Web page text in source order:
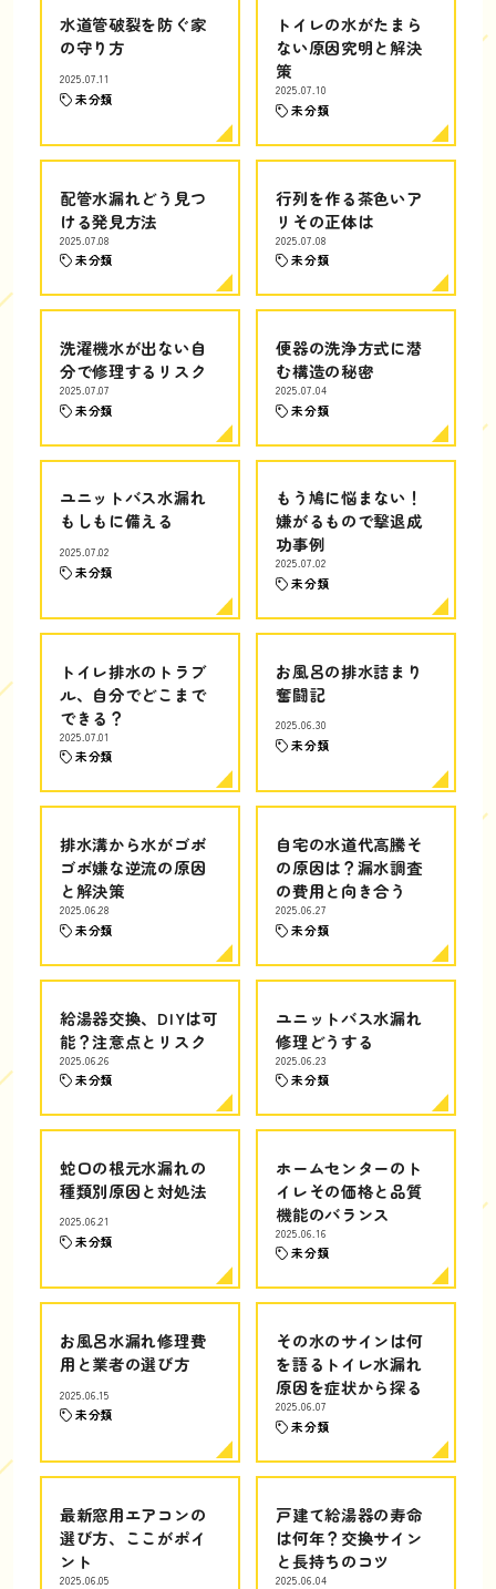
水道管破裂を防ぐ家
の守り方
2025.07.11
未分類
トイレの水がたまら
ない原因究明と解決
策
2025.07.10
未分類
配管水漏れどう見つ
ける発見方法
2025.07.08
未分類
行列を作る茶色いア
リその正体は
2025.07.08
未分類
洗濯機水が出ない自
分で修理するリスク
2025.07.07
未分類
便器の洗浄方式に潜
む構造の秘密
2025.07.04
未分類
ユニットバス水漏れ
もしもに備える
2025.07.02
未分類
もう鳩に悩まない！
嫌がるもので撃退成
功事例
2025.07.02
未分類
トイレ排水のトラブ
ル、自分でどこまで
できる？
2025.07.01
未分類
お風呂の排水詰まり
奮闘記
2025.06.30
未分類
排水溝から水がゴボ
ゴボ嫌な逆流の原因
と解決策
2025.06.28
未分類
自宅の水道代高騰そ
の原因は？漏水調査
の費用と向き合う
2025.06.27
未分類
給湯器交換、DIYは可
能？注意点とリスク
2025.06.26
未分類
ユニットバス水漏れ
修理どうする
2025.06.23
未分類
蛇口の根元水漏れの
種類別原因と対処法
2025.06.21
未分類
ホームセンターのト
イレその価格と品質
機能のバランス
2025.06.16
未分類
お風呂水漏れ修理費
用と業者の選び方
2025.06.15
未分類
その水のサインは何
を語るトイレ水漏れ
原因を症状から探る
2025.06.07
未分類
最新窓用エアコンの
選び方、ここがポイ
ント
2025.06.05
戸建て給湯器の寿命
は何年？交換サイン
と長持ちのコツ
2025.06.04